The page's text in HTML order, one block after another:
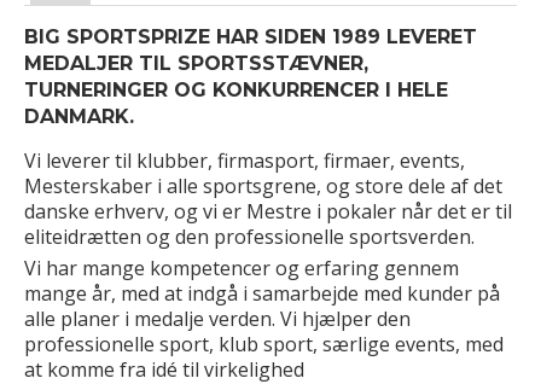
BIG SPORTSPRIZE HAR SIDEN 1989 LEVERET
MEDALJER TIL SPORTSSTÆVNER,
TURNERINGER OG KONKURRENCER I HELE
DANMARK.
Vi leverer til klubber, firmasport, firmaer, events,
Mesterskaber i alle sportsgrene, og store dele af det
danske erhverv, og vi er Mestre i pokaler når det er til
eliteidrætten og den professionelle sportsverden.
Vi har mange kompetencer og erfaring gennem
mange år, med at indgå i samarbejde med kunder på
alle planer i medalje verden. Vi hjælper den
professionelle sport, klub sport, særlige events, med
at komme fra idé til virkelighed